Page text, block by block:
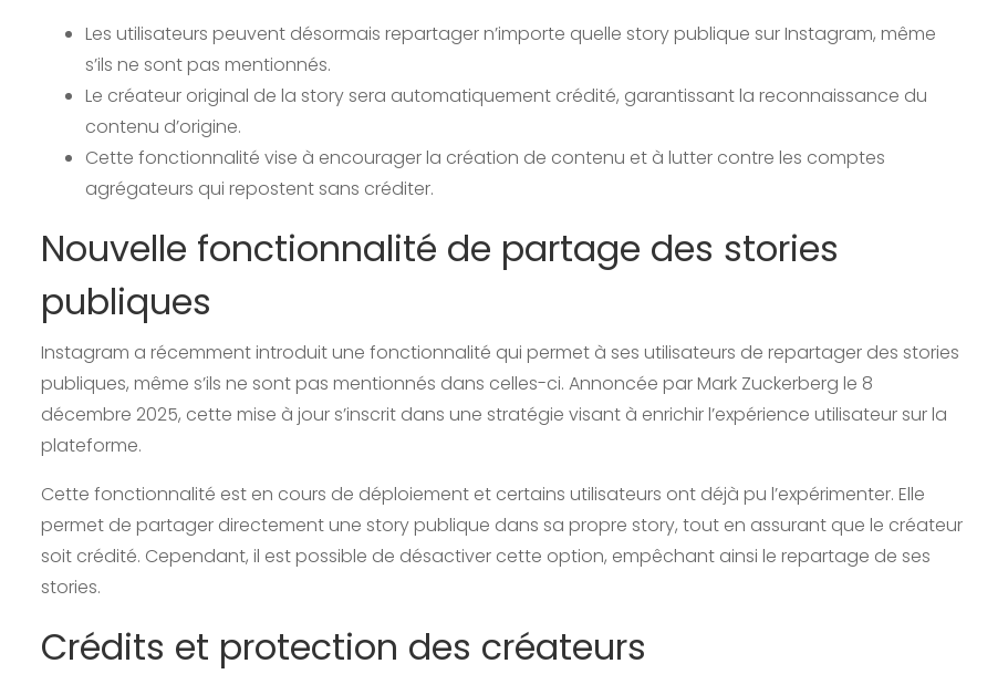
Les utilisateurs peuvent désormais repartager n’importe quelle story publique sur Instagram, même
s’ils ne sont pas mentionnés.
Le créateur original de la story sera automatiquement crédité, garantissant la reconnaissance du
contenu d’origine.
Cette fonctionnalité vise à encourager la création de contenu et à lutter contre les comptes
agrégateurs qui repostent sans créditer.
Nouvelle fonctionnalité de partage des stories
publiques
Instagram a récemment introduit une fonctionnalité qui permet à ses utilisateurs de repartager des stories
publiques, même s’ils ne sont pas mentionnés dans celles-ci. Annoncée par Mark Zuckerberg le 8
décembre 2025, cette mise à jour s’inscrit dans une stratégie visant à enrichir l’expérience utilisateur sur la
plateforme.
Cette fonctionnalité est en cours de déploiement et certains utilisateurs ont déjà pu l’expérimenter. Elle
permet de partager directement une story publique dans sa propre story, tout en assurant que le créateur
soit crédité. Cependant, il est possible de désactiver cette option, empêchant ainsi le repartage de ses
stories.
Crédits et protection des créateurs